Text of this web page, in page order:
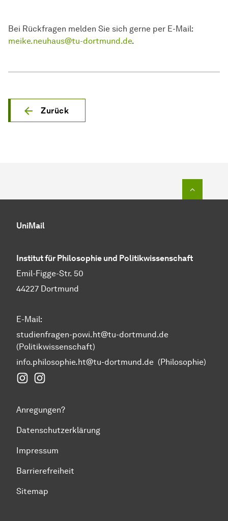
Bei Rückfragen melden Sie sich gerne per E-Mail:
meike.neuhaus@tu-dortmund.de.
Zurück
UniMail
Institut für Philosophie und Politikwissenschaft
Emil-Figge-Str. 50
44227 Dortmund
E-Mail:
studienfragen-powi.ht@tu-dortmund.de
(Politikwissenschaft)
info.philosophie.ht@tu-dortmund.de (Philosophie)
Instagram Fakultät Humanwissenschaften und
Anregungen?
Datenschutzerklärung
Impressum
Barrierefreiheit
Sitemap